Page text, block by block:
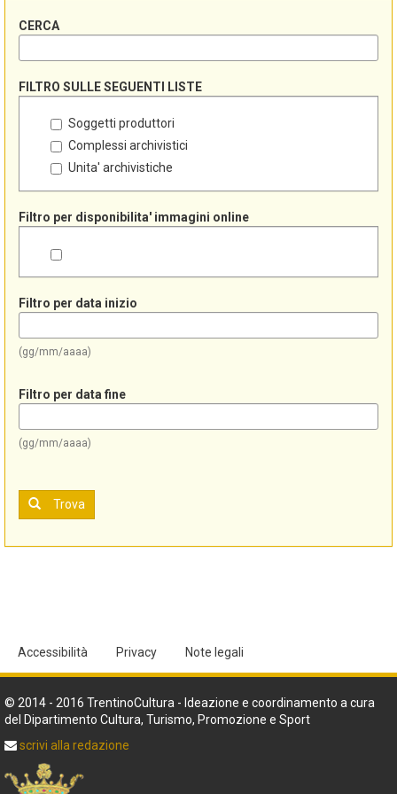
CERCA
FILTRO SULLE SEGUENTI LISTE
Soggetti produttori
Complessi archivistici
Unita' archivistiche
Filtro per disponibilita' immagini online
Filtro per data inizio
(gg/mm/aaaa)
Filtro per data fine
(gg/mm/aaaa)
Trova
Accessibilità Privacy Note legali
© 2014 - 2016 TrentinoCultura - Ideazione e coordinamento a cura
del Dipartimento Cultura, Turismo, Promozione e Sport
scrivi alla redazione